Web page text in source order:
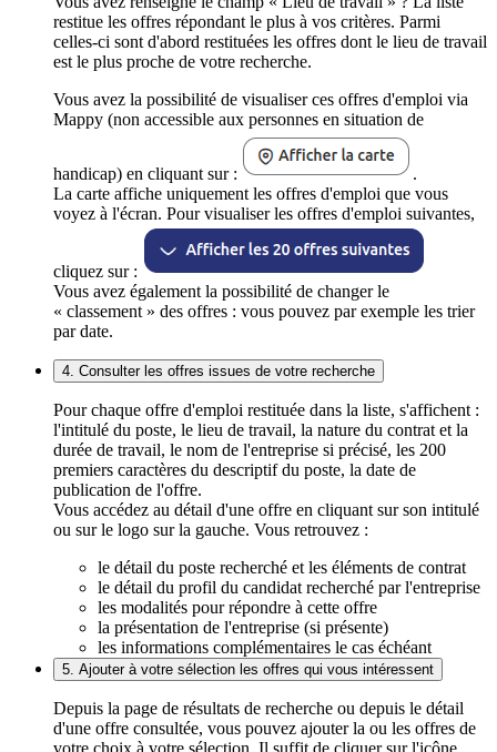
restitue les offres répondant le plus à vos critères. Parmi
celles-ci sont d'abord restituées les offres dont le lieu de travail
est le plus proche de votre recherche.
Vous avez la possibilité de visualiser ces offres d'emploi via
Mappy (non accessible aux personnes en situation de
handicap) en cliquant sur :
.
La carte affiche uniquement les offres d'emploi que vous
voyez à l'écran. Pour visualiser les offres d'emploi suivantes,
cliquez sur :
Vous avez également la possibilité de changer le
« classement » des offres : vous pouvez par exemple les trier
par date.
4. Consulter les offres issues de votre recherche
Pour chaque offre d'emploi restituée dans la liste, s'affichent :
l'intitulé du poste, le lieu de travail, la nature du contrat et la
durée de travail, le nom de l'entreprise si précisé, les 200
premiers caractères du descriptif du poste, la date de
publication de l'offre.
Vous accédez au détail d'une offre en cliquant sur son intitulé
ou sur le logo sur la gauche. Vous retrouvez :
le détail du poste recherché et les éléments de contrat
le détail du profil du candidat recherché par l'entreprise
les modalités pour répondre à cette offre
la présentation de l'entreprise (si présente)
les informations complémentaires le cas échéant
5. Ajouter à votre sélection les offres qui vous intéressent
Depuis la page de résultats de recherche ou depuis le détail
d'une offre consultée, vous pouvez ajouter la ou les offres de
votre choix à votre sélection. Il suffit de cliquer sur l'icône